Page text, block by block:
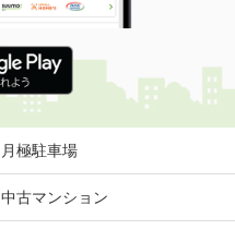
月極駐車場
中古マンション